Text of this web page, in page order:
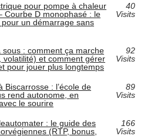
pour pompe à chaleur
Courbe D monophasé : le
un démarrage sans
40
Visits
sous : comment ça marche
volatilité) et comment gérer
pour jouer plus longtemps
92
Visits
Biscarrosse : l’école de
rend autonome, en
le sourire
89
Visits
: le guide des
(RTP, bonus,
166
Visits